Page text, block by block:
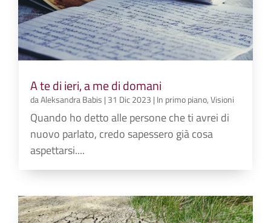
A te di ieri, a me di domani
daAleksandra Babis | 31 Dic 2023 | In primo piano,Visioni
Quando ho detto alle persone che ti avrei di
nuovo parlato, credo sapessero già cosa
aspettarsi....